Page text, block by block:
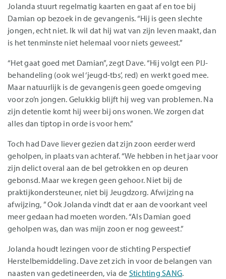
Jolanda stuurt regelmatig kaarten en gaat af en toe bij
Damian op bezoek in de gevangenis. “Hij is geen slechte
jongen, echt niet. Ik wil dat hij wat van zijn leven maakt, dan
is het tenminste niet helemaal voor niets geweest.”
“Het gaat goed met Damian”, zegt Dave. “Hij volgt een PIJ-
behandeling (ook wel ‘jeugd-tbs’, red) en werkt goed mee.
Maar natuurlijk is de gevangenis geen goede omgeving
voor zo’n jongen. Gelukkig blijft hij weg van problemen. Na
zijn detentie komt hij weer bij ons wonen. We zorgen dat
alles dan tiptop in orde is voor hem.”
Toch had Dave liever gezien dat zijn zoon eerder werd
geholpen, in plaats van achteraf. “We hebben in het jaar voor
zijn delict overal aan de bel getrokken en op deuren
gebonsd. Maar we kregen geen gehoor. Niet bij de
praktijkondersteuner, niet bij Jeugdzorg. Afwijzing na
afwijzing, ” Ook Jolanda vindt dat er aan de voorkant veel
meer gedaan had moeten worden. “Als Damian goed
geholpen was, dan was mijn zoon er nog geweest.”
Jolanda houdt lezingen voor de stichting Perspectief
Herstelbemiddeling. Dave zet zich in voor de belangen van
naasten van gedetineerden, via de Stichting SANG.